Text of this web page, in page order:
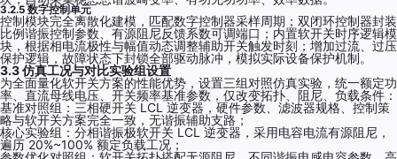
3.2.5 数字控制单元
控制模块完全离散化建模，匹配数字控制器采样周期；双闭环控制器封装
比例谐振控制参数、有源阻尼反馈系数可调端口；内置软开关时序逻辑模
块，根据相电流极性与幅值动态调整辅助开关触发时刻；增加过流、过压
保护逻辑，故障状态下封锁全部驱动脉冲，模拟实际设备保护机制。
3.3 仿真工况与对比实验组设置
为全面量化软开关方案的性能优势，设置三组对照仿真实验，统一额定功
率、直流母线电压、开关频率基准参数，仅改变拓扑、阻尼、负载条件：
基准对照组：三相硬开关 LCL 逆变器，硬件参数、滤波器规格、控制策
略与软开关方案完全一致，无谐振辅助支路；
核心实验组：分相谐振极软开关 LCL 逆变器，采用电容电流有源阻尼，
遍历 20%~100% 额定负载工况；